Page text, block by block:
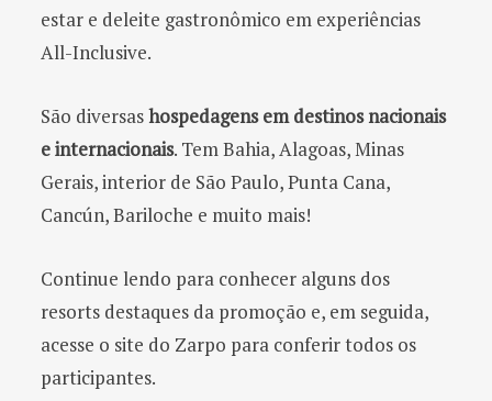
estar e deleite gastronômico em experiências
All-Inclusive.
São diversashospedagens em destinos nacionais
e internacionais. Tem Bahia, Alagoas, Minas
Gerais, interior de São Paulo, Punta Cana,
Cancún, Bariloche e muito mais!
Continue lendo para conhecer alguns dos
resorts destaques da promoção e, em seguida,
acesse o site do Zarpo para conferir todos os
participantes.